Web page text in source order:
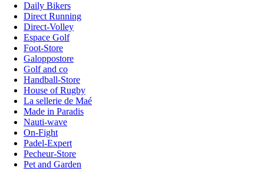
Daily Bikers
Direct Running
Direct-Volley
Espace Golf
Foot-Store
Galoppostore
Golf and co
Handball-Store
House of Rugby
La sellerie de Maé
Made in Paradis
Nauti-wave
On-Fight
Padel-Expert
Pecheur-Store
Pet and Garden